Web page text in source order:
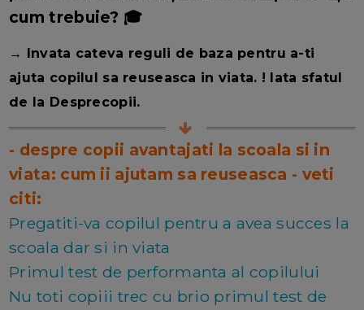
cum trebuie? 🎓
→ Invata cateva reguli de baza pentru a-ti
ajuta copilul sa reuseasca in viata. ! Iata sfatul
de la Desprecopii.
- despre copii avantajati la scoala si in
viata: cum ii ajutam sa reuseasca - veti
citi:
Pregatiti-va copilul pentru a avea succes la
scoala dar si in viata
Primul test de performanta al copilului
Nu toti copiii trec cu brio primul test de